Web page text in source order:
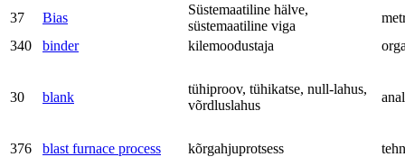
37
Bias
Süstemaatiline hälve,
süstemaatiline viga
340
binder kilemoodustaja
30 blank
tühiproov, tühikatse, null-lahus,
võrdluslahus
376 blast furnace process kõrgahjuprotsess